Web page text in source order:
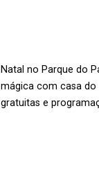
Natal no Parque do
mágica com casa do
gratuitas e